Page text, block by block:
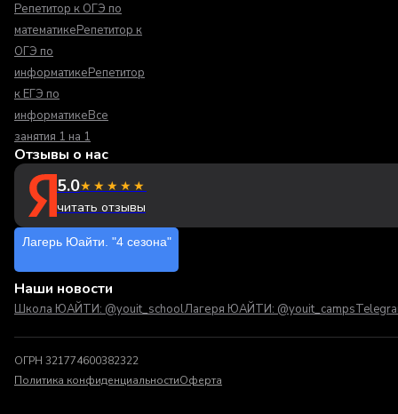
Репетитор к ОГЭ по
математикеРепетитор к
ОГЭ по
информатикеРепетитор
к ЕГЭ по
информатикеВсе
занятия 1 на 1
Отзывы о нас
5.0★★★★★
читать отзывы
Лагерь Юайти. "4 сезона"
Наши новости
Школа ЮАЙТИ: @youit_schoolЛагеря ЮАЙТИ: @youit_camps
ОГРН 321774600382322
Политика конфиденциальностиОферта